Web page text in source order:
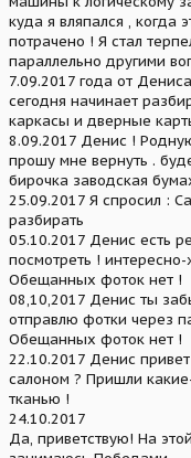
куда я вляпался , когда
потрачено ! Я стал
параллельно другими
7.09.2017 года от
сегодня начинает
каркасы и дверные
8.09.2017 Денис !
прошу мне вернуть .
бирочка заводская
25.09.2017 Я спросил :
разбирать
05.10.2017 Денис есть
посмотреть !
Обещанных фоток нет !
08,10,2017 Денис ты
отправлю фотки через
Обещанных фоток нет !
22.10.2017 Денис
салоном ? Пришли
тканью !
24.10.2017
Да, приветствую! На